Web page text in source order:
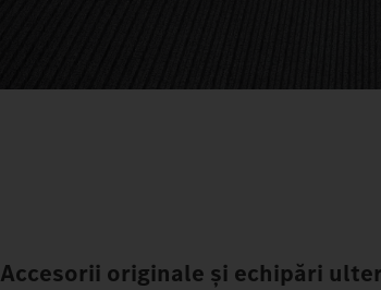
Accesorii originale și echipări